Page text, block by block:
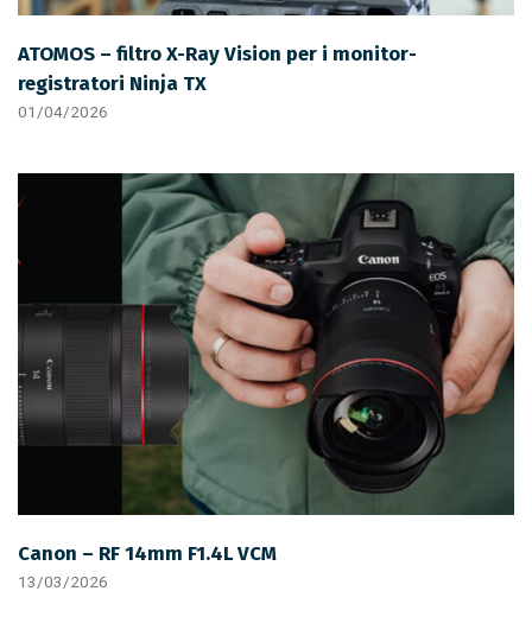
ATOMOS – filtro X-Ray Vision per i monitor-
registratori Ninja TX
01/04/2026
Canon – RF 14mm F1.4L VCM
13/03/2026